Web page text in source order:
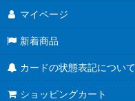
マイページ
新着商品
カードの状態表記について
ショッピングカート